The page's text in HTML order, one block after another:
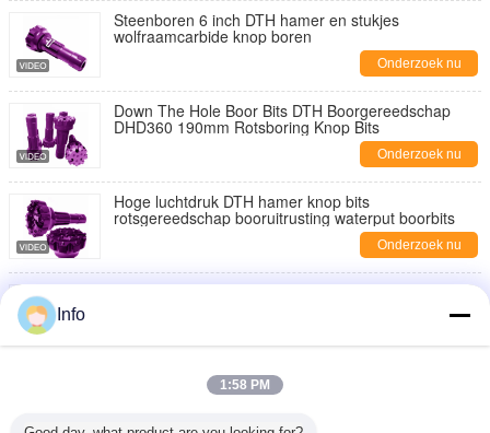
Steenboren 6 inch DTH hamer en stukjes
wolfraamcarbide knop boren
Onderzoek nu
Down The Hole Boor Bits DTH Boorgereedschap
DHD360 190mm Rotsboring Knop Bits
Onderzoek nu
Hoge luchtdruk DTH hamer knop bits
rotsgereedschap booruitrusting waterput boorbits
Onderzoek nu
boorinstallatie gereedschap mijnbouw DTH knopbits
Hoogwaardige boorbeitel 203mm DHD360
knopbeitel rotsboorgereedschap DTH hamerbeitel
Info
1:58 PM